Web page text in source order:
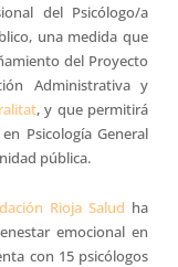
del Psicólogo/a
una medida que
del Proyecto
Administrativa y
, y que permitirá
Psicología General
pública.
Rioja Salud ha
emocional en
con 15 psicólogos